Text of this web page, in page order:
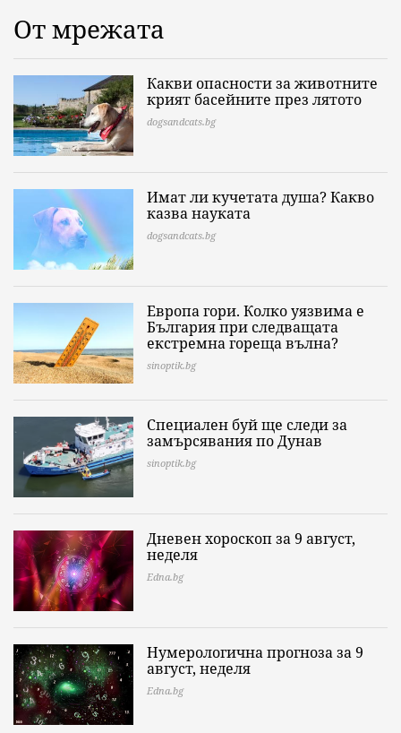
От мрежата
Какви опасности за животните
крият басейните през лятото
dogsandcats.bg
Имат ли кучетата душа? Какво
казва науката
dogsandcats.bg
Европа гори. Колко уязвима е
България при следващата
екстремна гореща вълна?
sinoptik.bg
Специален буй ще следи за
замърсявания по Дунав
sinoptik.bg
Дневен хороскоп за 9 август,
неделя
Edna.bg
Нумерологична прогноза за 9
август, неделя
Edna.bg